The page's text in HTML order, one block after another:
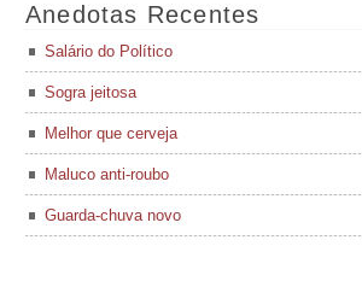
Anedotas Recentes
Salário do Político
Sogra jeitosa
Melhor que cerveja
Maluco anti-roubo
Guarda-chuva novo